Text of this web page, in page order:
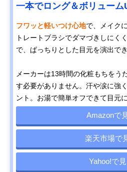
一本でロング＆ボリューム
フワッと軽いつけ心地で、メイク
トレートブラシでダマづきしにく
で、ぱっちりとした目元を演出でき
メーカーは13時間の化粧もちをう
す必要がありません。汗や涙に強
ント。お湯で簡単オフできて目元
Amazonで
楽天市場で
Yahoo!で